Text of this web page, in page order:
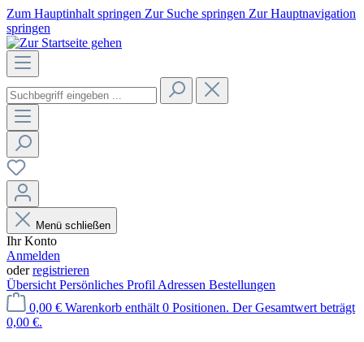
Zum Hauptinhalt springen Zur Suche springen Zur Hauptnavigation
springen
Menü schließen
Ihr Konto
Anmelden
oderregistrieren
Übersicht Persönliches Profil Adressen Bestellungen
0,00 € Warenkorb enthält 0 Positionen. Der Gesamtwert beträgt
0,00 €.